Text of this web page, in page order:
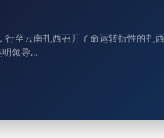
至云南扎西召开了命运转折性的扎
明领导…